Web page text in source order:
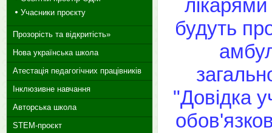
будуть
"Довідка
Учасники проєкту
Прозорість та відкритість»
Нова українська школа
Атестація педагогічних працівників
Інклюзивне навчання
Авторська школа
STEM-проєкт